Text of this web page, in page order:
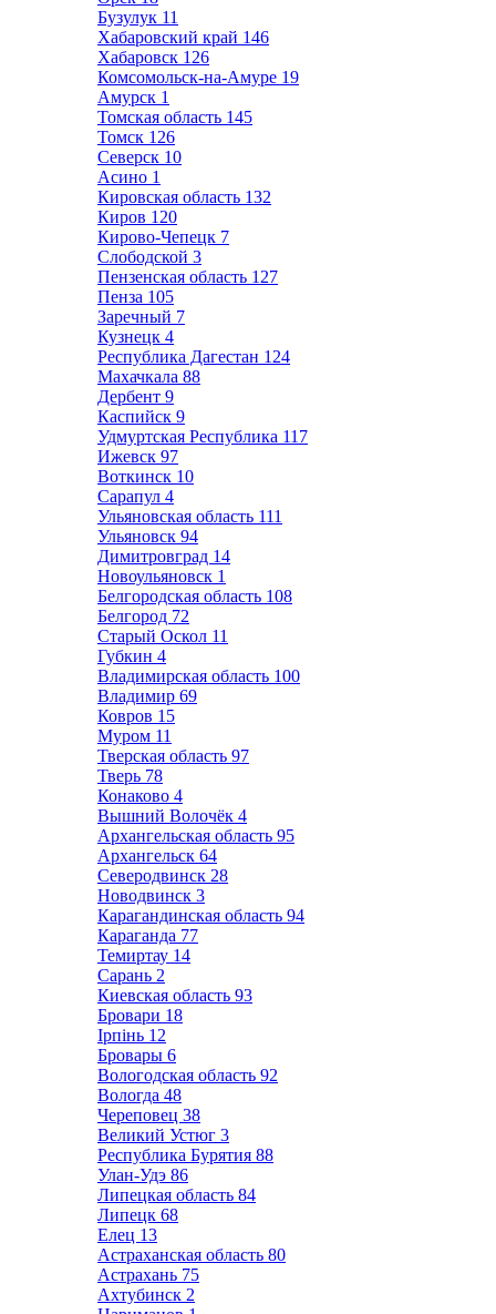
Бузулук 11
Хабаровский край 146
Хабаровск 126
Комсомольск-на-Амуре 19
Амурск 1
Томская область 145
Томск 126
Северск 10
Асино 1
Кировская область 132
Киров 120
Кирово-Чепецк 7
Слободской 3
Пензенская область 127
Пенза 105
Заречный 7
Кузнецк 4
Республика Дагестан 124
Махачкала 88
Дербент 9
Каспийск 9
Удмуртская Республика 117
Ижевск 97
Воткинск 10
Сарапул 4
Ульяновская область 111
Ульяновск 94
Димитровград 14
Новоульяновск 1
Белгородская область 108
Белгород 72
Старый Оскол 11
Губкин 4
Владимирская область 100
Владимир 69
Ковров 15
Муром 11
Тверская область 97
Тверь 78
Конаково 4
Вышний Волочёк 4
Архангельская область 95
Архангельск 64
Северодвинск 28
Новодвинск 3
Карагандинская область 94
Караганда 77
Темиртау 14
Сарань 2
Киевская область 93
Бровари 18
Ірпінь 12
Бровары 6
Вологодская область 92
Вологда 48
Череповец 38
Великий Устюг 3
Республика Бурятия 88
Улан-Удэ 86
Липецкая область 84
Липецк 68
Елец 13
Астраханская область 80
Астрахань 75
Ахтубинск 2